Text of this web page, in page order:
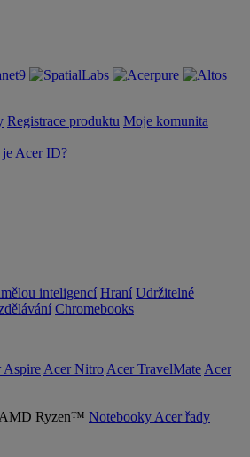
Registrace produktu Moje komunita
Acer ID?
inteligencí Hraní Udržitelné
Chromebooks
Aspire Acer Nitro Acer TravelMate Acer
Notebooky Acer řady